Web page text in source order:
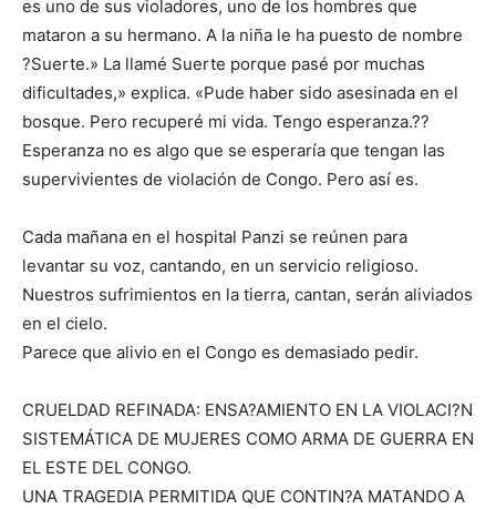
es uno de sus violadores, uno de los hombres que
mataron a su hermano. A la niña le ha puesto de nombre
?Suerte.» La llamé Suerte porque pasé por muchas
dificultades,» explica. «Pude haber sido asesinada en el
bosque. Pero recuperé mi vida. Tengo esperanza.??
Esperanza no es algo que se esperaría que tengan las
supervivientes de violación de Congo. Pero así es.
Cada mañana en el hospital Panzi se reúnen para
levantar su voz, cantando, en un servicio religioso.
Nuestros sufrimientos en la tierra, cantan, serán aliviados
en el cielo.
Parece que alivio en el Congo es demasiado pedir.
CRUELDAD REFINADA: ENSA?AMIENTO EN LA VIOLACI?N
SISTEMÁTICA DE MUJERES COMO ARMA DE GUERRA EN
EL ESTE DEL CONGO.
UNA TRAGEDIA PERMITIDA QUE CONTIN?A MATANDO A